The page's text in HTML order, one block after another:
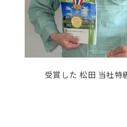
受賞した 松田 当社特